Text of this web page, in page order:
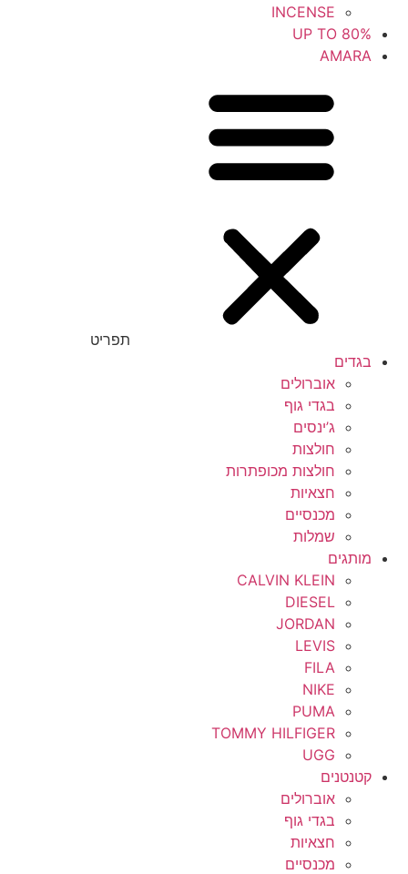
INCENSE
UP TO 80%
AMARA
תפריט
בגדים
אוברולים
בגדי גוף
ג’ינסים
חולצות
חולצות מכופתרות
חצאיות
מכנסיים
שמלות
מותגים
CALVIN KLEIN
DIESEL
JORDAN
LEVIS
FILA
NIKE
PUMA
TOMMY HILFIGER
UGG
קטנטנים
אוברולים
בגדי גוף
חצאיות
מכנסיים